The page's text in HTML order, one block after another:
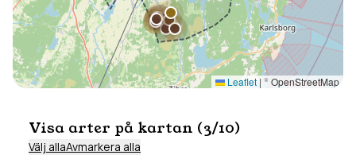
Leaflet | © OpenStreetMap
Visa arter på kartan (3/10)
Välj allaAvmarkera alla